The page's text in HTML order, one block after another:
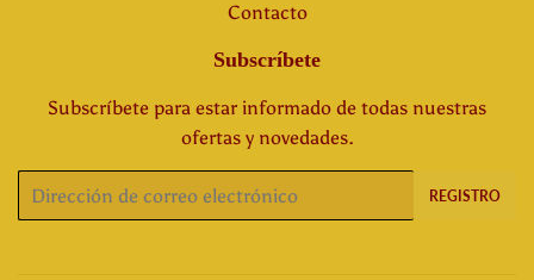
Contacto
Subscríbete
Subscríbete para estar informado de todas nuestras
ofertas y novedades.
electrónico
REGISTRO